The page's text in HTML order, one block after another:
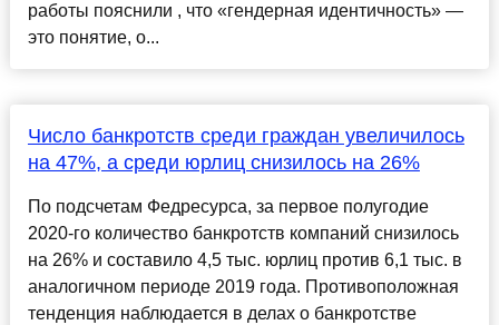
работы пояснили , что «гендерная идентичность» —
это понятие, о...
Число банкротств среди граждан увеличилось
на 47%, а среди юрлиц снизилось на 26%
По подсчетам Федресурса, за первое полугодие
2020-го количество банкротств компаний снизилось
на 26% и составило 4,5 тыс. юрлиц против 6,1 тыс. в
аналогичном периоде 2019 года. Противоположная
тенденция наблюдается в делах о банкротстве